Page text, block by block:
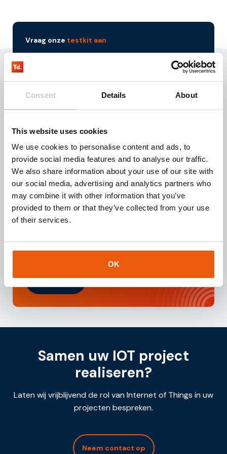
Consent Details About
This website uses cookies
We use cookies to personalise content and ads, to
provide social media features and to analyse our traffic.
We also share information about your use of our site with
our social media, advertising and analytics partners who
may combine it with other information that you’ve
provided to them or that they’ve collected from your use
of their services.
OK
Vraag onze testkit aan
Bent u op zoek naar IoT simkaarten die uw oplossing
voorzien van een continue internetverbinding? Vraag
dan onze testkit aan! Onze testkit bevat drie
simchips waarmee u drie maanden kosteloos 100
Aanvragen
Download onze brochure
Bent u op zoek naar een geschikte IoT partner voor
uw bedrijfsactiviteiten? Download dan deze
inzichten over onze dienstverlening en IoT
oplossingen.
Downloaden
Samen uw IOT project
realiseren?
Laten wij vrijblijvend de rol van Internet of Things in uw
projecten bespreken.
Neem contact op